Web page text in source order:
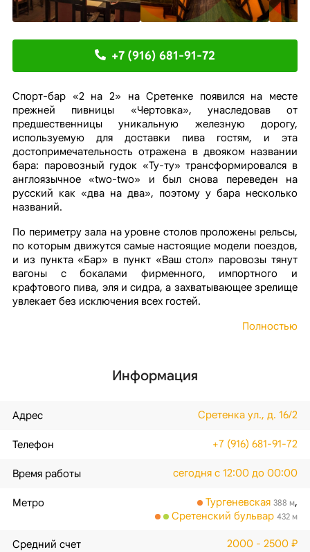
+7 (916) 681-91-72
Спорт-бар «2 на 2» на Сретенке появился на месте
прежней пивницы «Чертовка», унаследовав от
предшественницы уникальную железную дорогу,
используемую для доставки пива гостям, и эта
достопримечательность отражена в двояком названии
бара: паровозный гудок «Ту-ту» трансформировался в
англоязычное «two-two» и был снова переведен на
русский как «два на два», поэтому у бара несколько
названий.
По периметру зала на уровне столов проложены рельсы,
по которым движутся самые настоящие модели поездов,
и из пункта «Бар» в пункт «Ваш стол» паровозы тянут
вагоны с бокалами фирменного, импортного и
крафтового пива, эля и сидра, а захватывающее зрелище
увлекает без исключения всех гостей.
Полностью
Информация
Адрес Сретенка ул., д. 16/2
Телефон +7 (916) 681-91-72
Время работы сегодня с 12:00 до 00:00
Метро Тургеневская 388 м,
Сретенский бульвар 432 м
Средний счет 2000 - 2500 ₽